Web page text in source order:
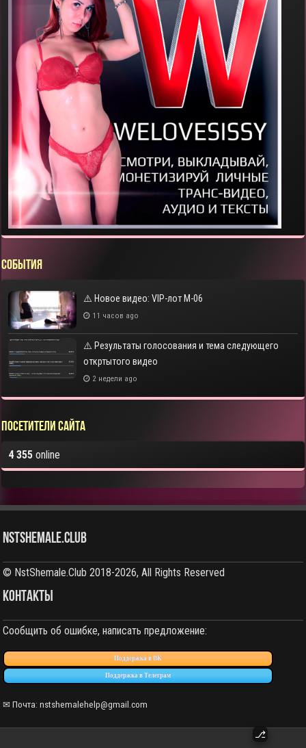
СОБЫТИЯ
⚠️ Новое видео: VIP-лот M-06
11 часов ago
⚠️ Результаты голосования и тема следующего
откртытого видео
2 недели ago
Посетители сайта
4 355 online
NstShemale.Club
© NstShemale.Club 2018-2026, All Rights Reserved
КОНТАКТЫ
Сообщить об ошибке, написать предложение:
Поддержка в ВК
Поддержка в Телеграм
✉ Почта: nstshemalehelp@gmail.com
⎇